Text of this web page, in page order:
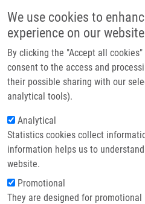
We use cookies to
experience on our website
By clicking the "Accept all
consent to the access and
their possible sharing with our
analytical tools).
Analytical
Statistics cookies collect
information helps us to
website.
Promotional
They are designed for
Header image
Drobečková navigace
Domů
Repurposing Of Inhibitors Of